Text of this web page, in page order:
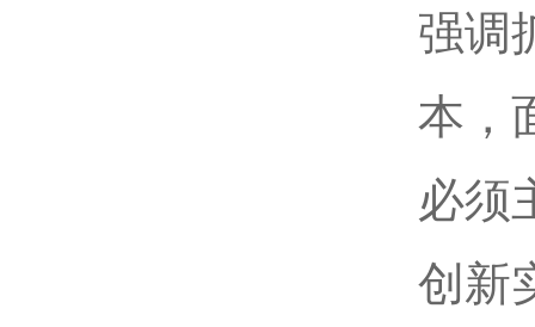
强调
本，
必须
创新